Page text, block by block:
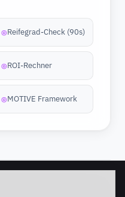
◎Reifegrad-Check (90s)
◎ROI-Rechner
◎MOTIVE Framework